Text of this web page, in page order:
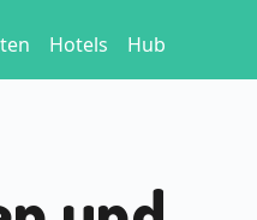
Hotels Hub